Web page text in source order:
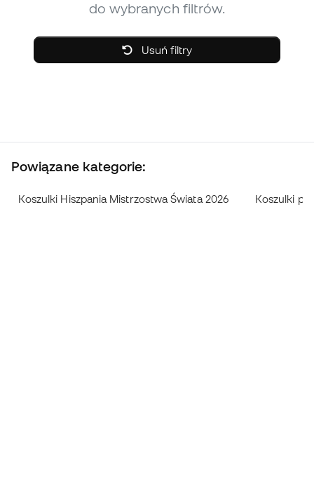
do wybranych filtrów.
Usuń filtry
Powiązane kategorie:
Koszulki Hiszpania Mistrzostwa Świata 2026 Koszulki